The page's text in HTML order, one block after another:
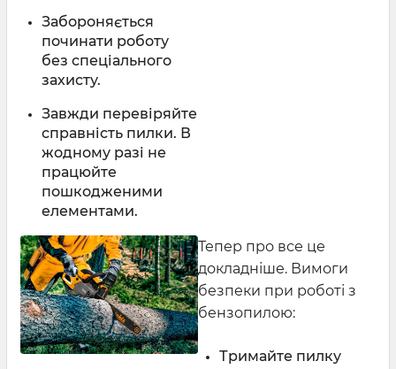
Забороняється
починати роботу
без спеціального
захисту.
Завжди перевіряйте
справність пилки. В
жодному разі не
працюйте
пошкодженими
елементами.
Тепер про все це
докладніше. Вимоги
безпеки при роботі з
бензопилою:
Тримайте пилку